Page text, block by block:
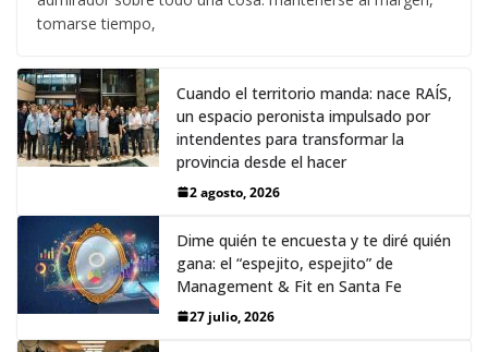
tomarse tiempo,
Cuando el territorio manda: nace RAÍS,
un espacio peronista impulsado por
intendentes para transformar la
provincia desde el hacer
2 agosto, 2026
Dime quién te encuesta y te diré quién
gana: el “espejito, espejito” de
Management & Fit en Santa Fe
27 julio, 2026